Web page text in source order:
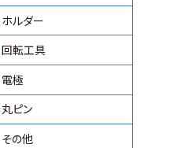
ホルダー
回転工具
電極
丸ピン
その他